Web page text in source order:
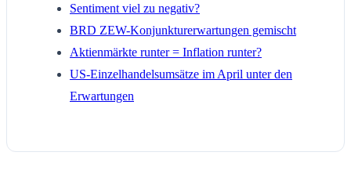
Sentiment viel zu negativ?
BRD ZEW-Konjunkturerwartungen gemischt
Aktienmärkte runter = Inflation runter?
US-Einzelhandelsumsätze im April unter den
Erwartungen